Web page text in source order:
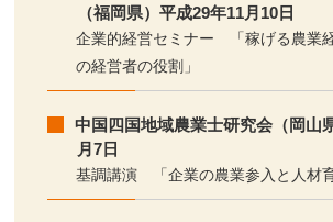
（福岡県）平成29年11月10日
企業的経営セミナー 「稼げる農業
の経営者の役割」
中国四国地域農業士研究会（岡山
月7日
基調講演 「企業の農業参入と人材育